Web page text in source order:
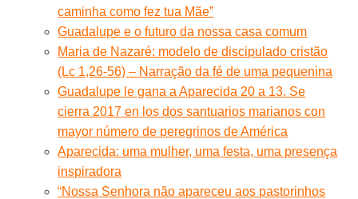
caminha como fez tua Mãe”
Guadalupe e o futuro da nossa casa comum
Maria de Nazaré: modelo de discipulado cristão
(Lc 1,26-56) – Narração da fé de uma pequenina
Guadalupe le gana a Aparecida 20 a 13. Se
cierra 2017 en los dos santuarios marianos con
mayor número de peregrinos de América
Aparecida: uma mulher, uma festa, uma presença
inspiradora
“Nossa Senhora não apareceu aos pastorinhos